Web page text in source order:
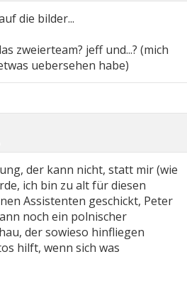
die bilder...
zweierteam? jeff und...? (mich
uebersehen habe)
der kann nicht, statt mir (wie
ich bin zu alt für diesen
Assistenten geschickt, Peter
noch ein polnischer
der sowieso hinfliegen
hilft, wenn sich was